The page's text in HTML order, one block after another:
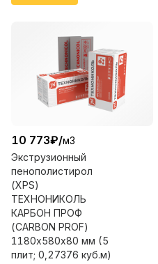
10 773₽/м3
Экструзионный
пенополистирол
(XPS)
ТЕХНОНИКОЛЬ
КАРБОН ПРОФ
(CARBON PROF)
1180х580х80 мм (5
плит; 0,27376 куб.м)